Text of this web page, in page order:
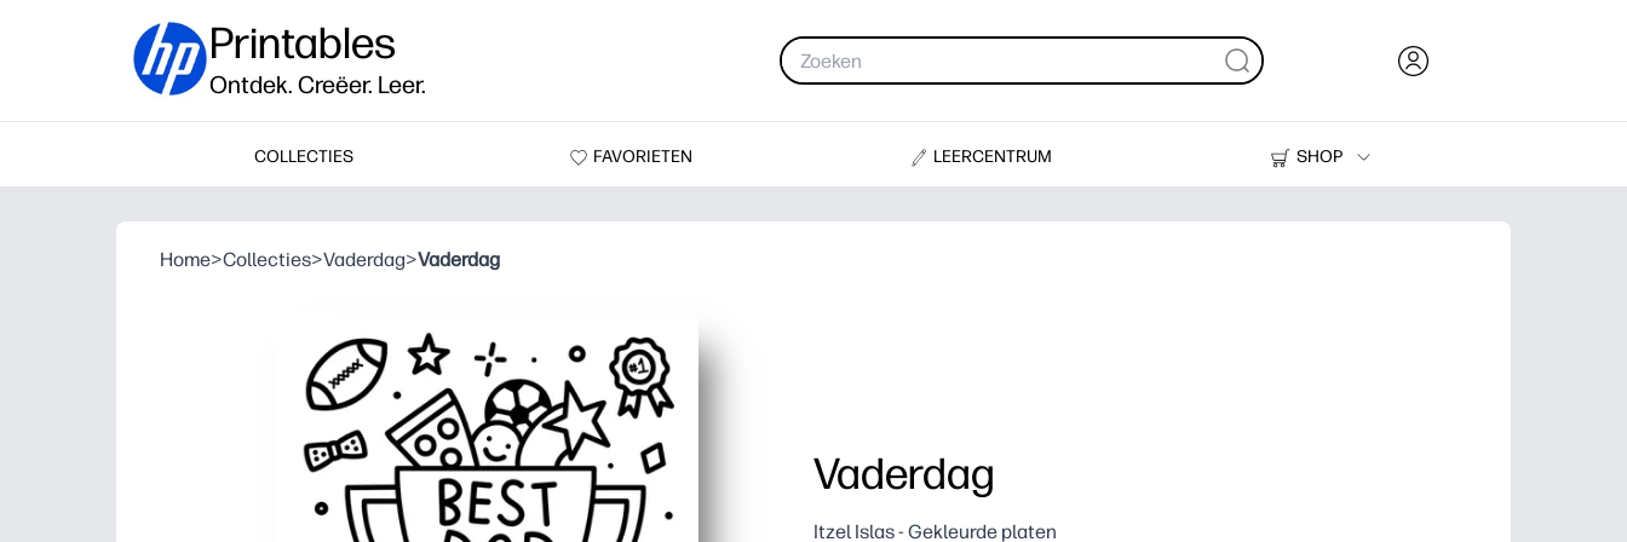
Printables
Ontdek. Creëer. Leer.
COLLECTIES FAVORIETEN LEERCENTRUM
SHOP
Printers
Home>Collecties>Vaderdag>Vaderdag
Vaderdag
Itzel Islas - Gekleurde platen